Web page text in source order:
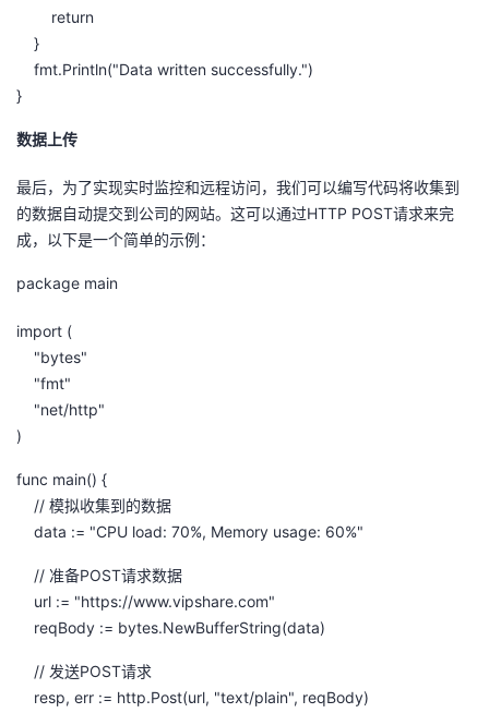
return
}
fmt.Println("Data written successfully.")
}
数据上传
最后，为了实现实时监控和远程访问，我们可以编写代码将收集到
的数据自动提交到公司的网站。这可以通过HTTP POST请求来完
成，以下是一个简单的示例：
package main
import (
"bytes"
"fmt"
"net/http"
)
func main() {
// 模拟收集到的数据
data := "CPU load: 70%, Memory usage: 60%"
// 准备POST请求数据
url := "https://www.vipshare.com"
reqBody := bytes.NewBufferString(data)
// 发送POST请求
resp, err := http.Post(url, "text/plain", reqBody)